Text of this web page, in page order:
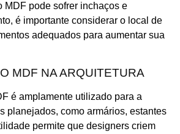
MDF pode sofrer inchaços e
é importante considerar o local de
adequados para aumentar sua
MDF NA ARQUITETURA
é amplamente utilizado para a
planejados, como armários, estantes
permite que designers criem